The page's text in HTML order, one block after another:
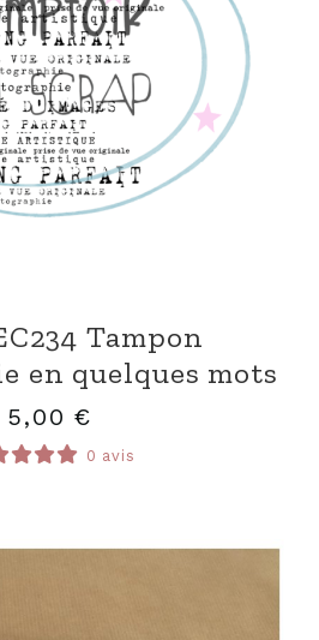
Tampon
en quelques mots
5,00 €
0 avis